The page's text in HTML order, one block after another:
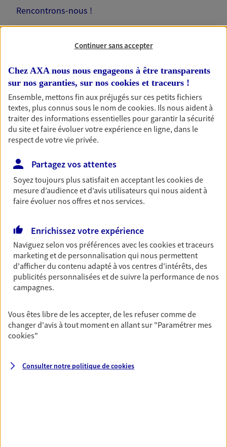
Rencontrons-nous !
Nos solutions pour votre
entreprise
Prévoyance collective
baisse de revenus liée à un aléa de la vie.
Santé des salariés
de leur famille tout en leur proposant des services
digitaux facilitant leurs démarches.
Epargne retraite des salariés
Fidélisez vos collaborateurs en leur proposant de
l'épargne retraite tout en optimisant les charges
Plan Epargne Entreprise
préparer leur avenir tout en bénéficiant d'un cadre
Continuer sans accepter
Chez AXA nous nous engageons à être transparents
sur nos garanties, sur nos cookies et traceurs !
Ensemble, mettons fin aux préjugés sur ces petits fichiers
textes, plus connus sous le nom decookies. Ils nous aident à
traiter des informations essentielles pour garantir la sécurité
du site et faire évoluer votre expérience en ligne, dans le
respect de votre vie privée.
Partagez vos attentes
Soyez toujours plus satisfait en acceptant lescookiesde
mesure d’audience et d’avis utilisateurs qui nous aident à
faire évoluer nos offres et nos services.
Enrichissez votre expérience
Naviguez selon vos préférences avec lescookies et traceurs
marketing et de personnalisation qui nous permettent
d'afficher du contenu adapté à vos centres d'intérêts, des
publicités personnalisées et de suivre la performance de nos
campagnes.
Vous êtes libre de les accepter, de les refuser comme de
changer d'avis à tout moment en allant sur "Paramétrer mes
cookies"
Consulter notre politique decookies